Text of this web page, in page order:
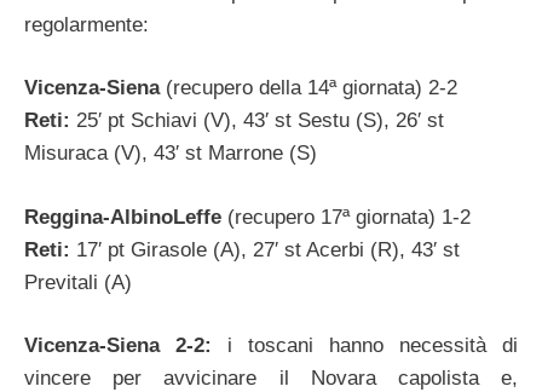
regolarmente:
Vicenza-Siena(recupero della 14ª giornata) 2-2
Reti: 25′ pt Schiavi (V), 43′ st Sestu (S), 26′ st
Misuraca (V), 43′ st Marrone (S)
Reggina-AlbinoLeffe (recupero 17ª giornata) 1-2
Reti: 17′ pt Girasole (A), 27′ st Acerbi (R), 43′ st
Previtali (A)
Vicenza-Siena 2-2:
i toscani hanno necessità di
vincere per avvicinare il Novara capolista e,